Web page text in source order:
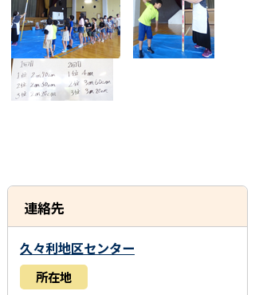
連絡先
久々利地区センター
所在地